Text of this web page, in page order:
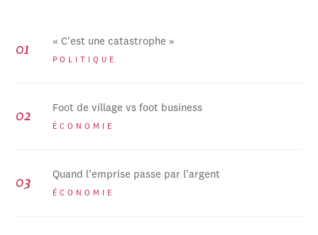
« C'est une catastrophe »
POLITIQUE
Foot de village vs foot business
ÉCONOMIE
Quand l’emprise passe par l’argent
ÉCONOMIE